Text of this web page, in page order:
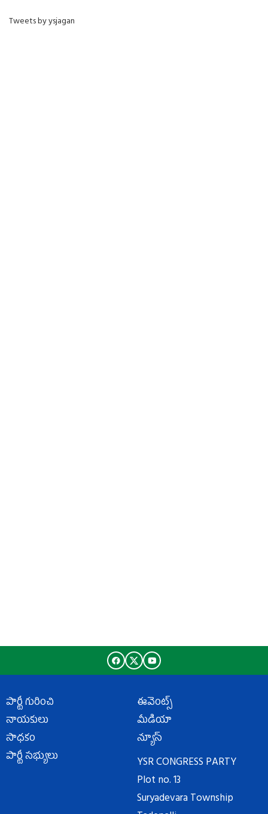
Tweets by ysjagan
పార్టీ గురించి
నాయకులు
సాధకం
పార్టీ సభ్యులు
ఈవెంట్స్
మీడియా
న్యూస్
YSR CONGRESS PARTY
Plot no. 13
Suryadevara Township